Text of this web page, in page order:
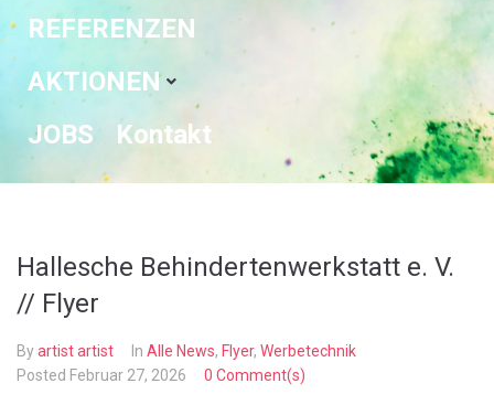
REFERENZEN
AKTIONEN
JOBS
Kontakt
Hallesche Behindertenwerkstatt e. V.
// Flyer
Byartist artist In Alle News, Flyer, Werbetechnik
Posted Februar 27, 2026 0 Comment(s)